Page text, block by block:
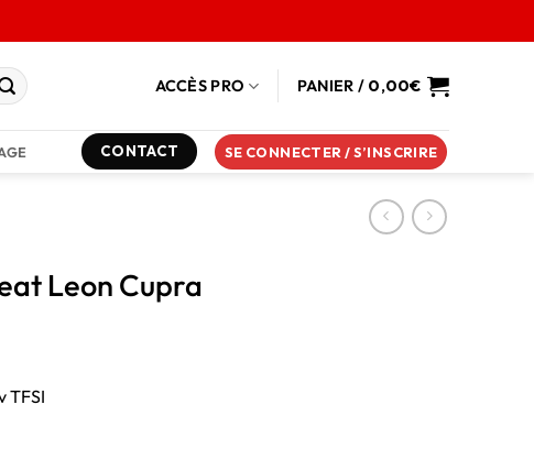
ACCÈS PRO PANIER / 0,00€
CONTACT SE CONNECTER / S’INSCRIRE
Leon Cupra
TFSI